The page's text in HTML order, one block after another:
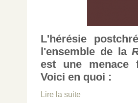
L'hérésie
l'ensemble de la
est une menace
Voici en quoi :
Lire la suite